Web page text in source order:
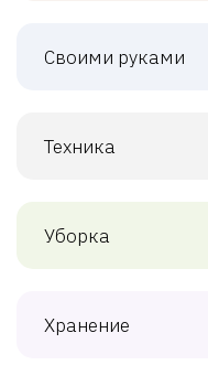
Своими руками
Техника
Уборка
Хранение